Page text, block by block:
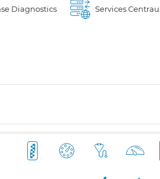
Diagnostics Services